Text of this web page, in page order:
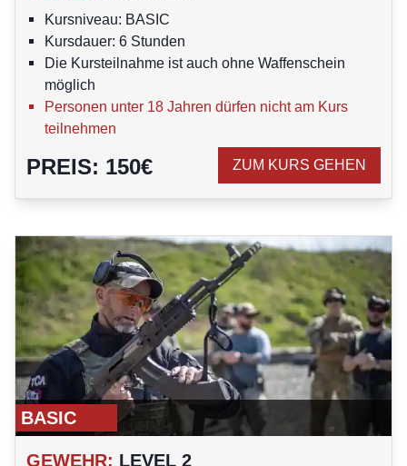
Kursniveau: BASIC
Kursdauer: 6 Stunden
Die Kursteilnahme ist auch ohne Waffenschein
möglich
Personen unter 18 Jahren dürfen nicht am Kurs
teilnehmen
PREIS: 150€ ZUM KURS GEHEN
BASIC
GEWEHR: LEVEL 2